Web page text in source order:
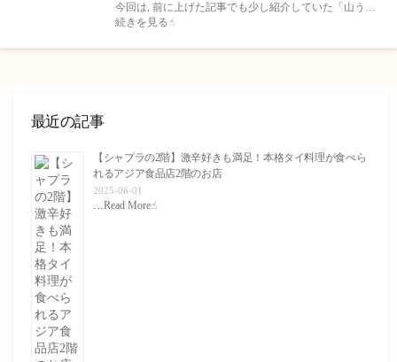
日
今回は, 前に上げた記事でも少し紹介していた「山う…
続きを見る☝︎
最近の記事
【シャプラの2階】激辛好きも満足！本格タイ料理が食べら
れるアジア食品店2階のお店
2025-06-01
Read More☝︎